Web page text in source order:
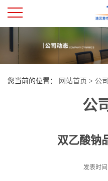
司
您当前的位置： 网站首页 > 公
公
双乙酸钠
发表时